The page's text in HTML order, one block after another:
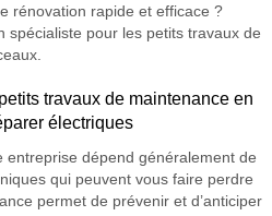
rénovation rapide et efficace ?
spécialiste pour les petits travaux de
travaux de maintenance en
électriques
dépend généralement de
qui peuvent vous faire perdre
permet de prévenir et d’anticiper